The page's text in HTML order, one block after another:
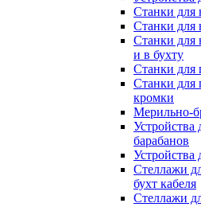
Станки для
Станки для
Станки для
и в бухту
Станки для
Станки для
кромки
Мерильно-
Устройства
барабанов
Устройства
Стеллажи
бухт кабеля
Стеллажи